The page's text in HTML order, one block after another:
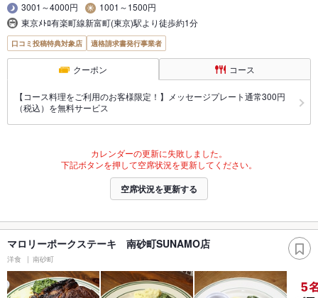
3001～4000円
1001～1500円
東京ﾒﾄﾛ有楽町線新富町(東京)駅より徒歩約1分
口コミ投稿特典対象店 適格請求書発行事業者
クーポン コース
【コース料理をご利用のお客様限定！】メッセージプレート通常300円
（税込）を無料サービス
カレンダーの更新に失敗しました。
下記ボタンを押して空席状況を更新してください。
空席状況を更新する
マロリーポークステーキ 南砂町SUNAMO店
洋食 南砂町